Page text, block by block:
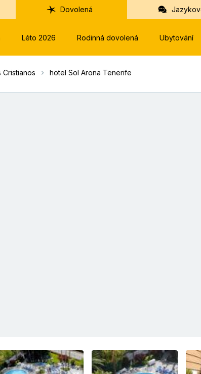
Dovolená
Léto 2026 Rodinná dovolená Ubytování
Cristianos hotel Sol Arona Tenerife